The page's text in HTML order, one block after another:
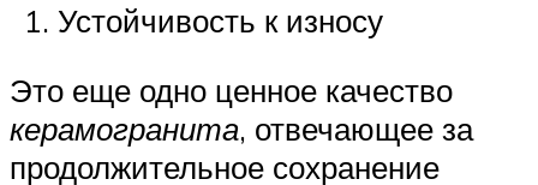
Устойчивость к износу
Это еще одно ценное качество
керамогранита, отвечающее за
продолжительное сохранение